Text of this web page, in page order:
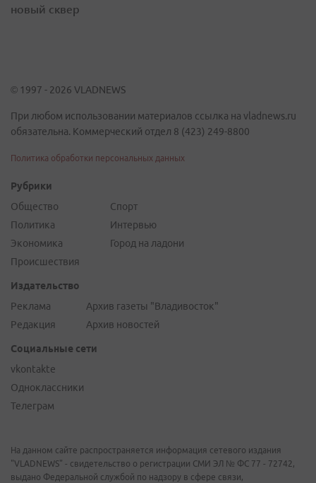
новый сквер
© 1997 - 2026 VLADNEWS
При любом использовании материалов ссылка на vladnews.ru
обязательна. Коммерческий отдел 8 (423) 249-8800
Политика обработки персональных данных
Рубрики
Общество
Политика
Экономика
Происшествия
Спорт
Интервью
Город на ладони
Издательство
Реклама
Редакция
Архив газеты "Владивосток"
Архив новостей
Социальные сети
vkontakte
Одноклассники
Телеграм
На данном сайте распространяется информация сетевого издания
"VLADNEWS" - свидетельство о регистрации СМИ ЭЛ № ФС 77 - 72742,
выдано Федеральной службой по надзору в сфере связи,